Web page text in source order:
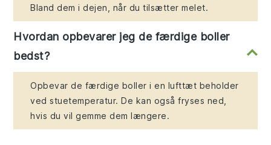
Bland dem i dejen, når du tilsætter melet.
Hvordan opbevarer jeg de færdige boller
bedst?
Opbevar de færdige boller i en lufttæt beholder
ved stuetemperatur. De kan også fryses ned,
hvis du vil gemme dem længere.